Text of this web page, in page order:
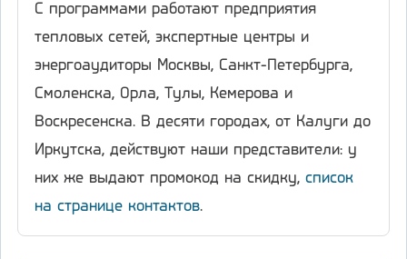
С программами работают предприятия
тепловых сетей, экспертные центры и
энергоаудиторы Москвы, Санкт-Петербурга,
Смоленска, Орла, Тулы, Кемерова и
Воскресенска. В десяти городах, от Калуги до
Иркутска, действуют наши представители: у
них же выдают промокод на скидку, список
на странице контактов.